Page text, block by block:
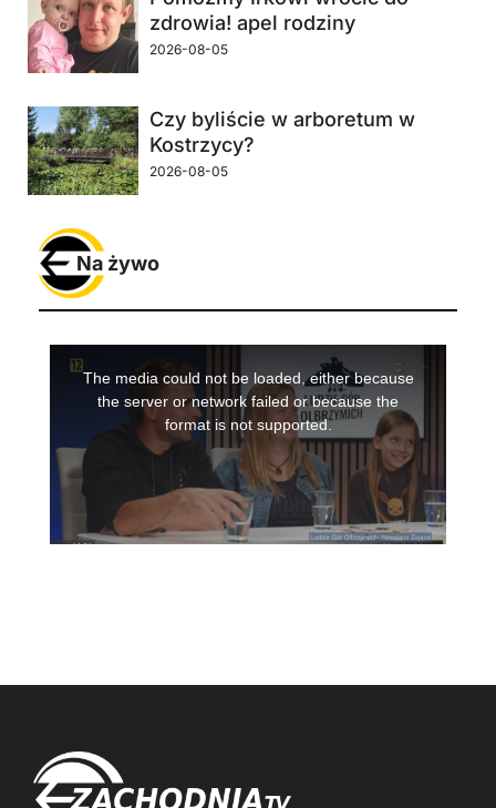
zdrowia! apel rodziny
2026-08-05
Czy byliście w arboretum w
Kostrzycy?
2026-08-05
Na żywo